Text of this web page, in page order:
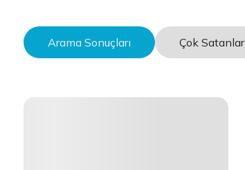
Arama Sonuçları Çok Satanlar